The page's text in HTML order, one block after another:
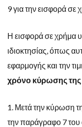
9 για την εισφορά σε
Η εισφορά σε χρήμα
ιδιοκτησίας, όπως
εφαρμογής και την
χρόνο κύρωσης
1. Μετά την κύρωση
την παράγραφο 7